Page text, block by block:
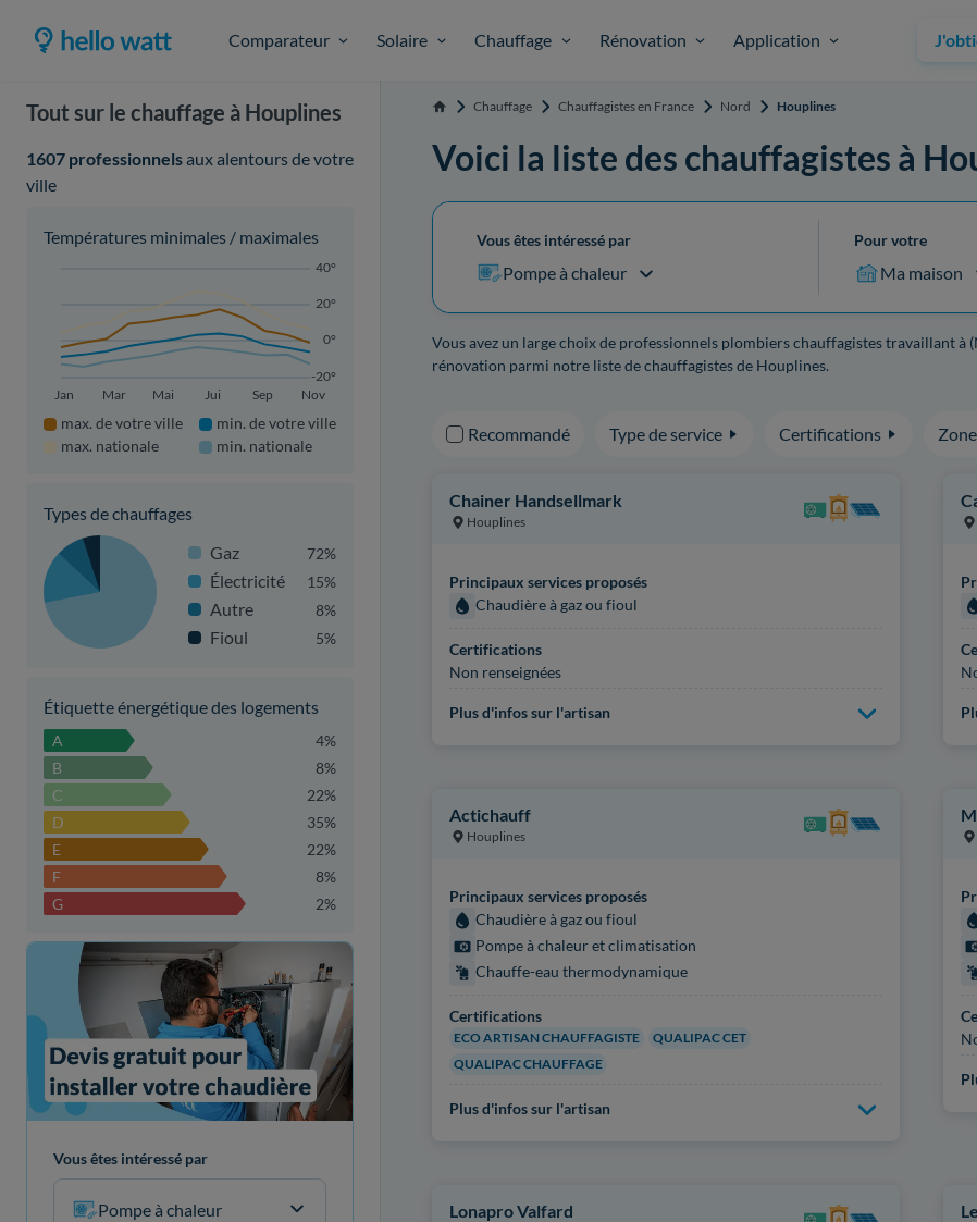
Comparateur Solaire Chauffage Rénovation Application
Tout sur le chauffage à Houplines
1607 professionnelsaux alentours de votre
ville
Températures minimales / maximales
-20°
0°
20°
40°
Jan Mar Mai Jui Sep Nov
max. de votre ville
max. nationale
min. de votre ville
min. nationale
Types de chauffages
Gaz
72%
Électricité 15%
Autre 8%
Fioul 5%
Étiquette énergétique des logements
A
4%
B
8%
C
22%
D
35%
E
22%
F
8%
G
2%
Vous êtes intéressé par
Pompe à chaleur
Accueil Chauffage Chauffagistes en France Nord Houplines
Voici la liste des chauffagistes à
Vous êtes intéressé par
Pompe à chaleur
Pour votre
Ma maison
Vous avez un large choix de professionnels plombiers chauffagistes travaillant
rénovation parmi notre liste de chauffagistes de Houplines.
Recommandé Type de service Certifications
Chainer Handsellmark
Houplines
Principaux services proposés
Chaudière à gaz ou fioul
Certifications
Non renseignées
Plus d'infos sur l'artisan
Actichauff
Houplines
Principaux services proposés
Chaudière à gaz ou fioul
Pompe à chaleur et climatisation
Chauffe-eau thermodynamique
Certifications
ECO ARTISAN CHAUFFAGISTE
QUALIPAC CET
QUALIPAC CHAUFFAGE
Plus d'infos sur l'artisan
Lonapro Valfard